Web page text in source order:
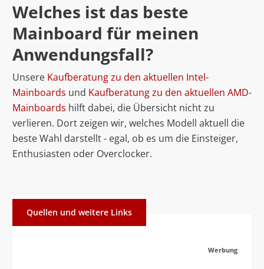
Welches ist das beste
Mainboard für meinen
Anwendungsfall?
Unsere Kaufberatung zu den aktuellen Intel-
Mainboards und Kaufberatung zu den aktuellen AMD-
Mainboards hilft dabei, die Übersicht nicht zu
verlieren. Dort zeigen wir, welches Modell aktuell die
beste Wahl darstellt - egal, ob es um die Einsteiger,
Enthusiasten oder Overclocker.
Quellen und weitere Links
Werbung